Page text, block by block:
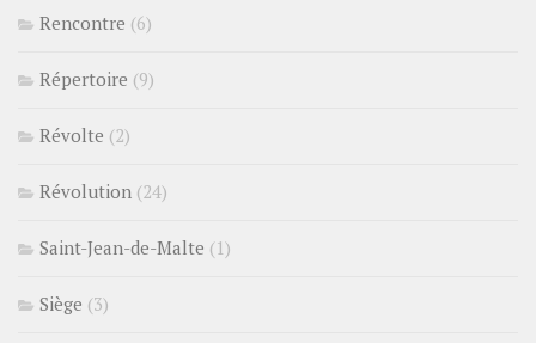
Rencontre (6)
Répertoire (9)
Révolte (2)
Révolution (24)
Saint-Jean-de-Malte (1)
Siège (3)